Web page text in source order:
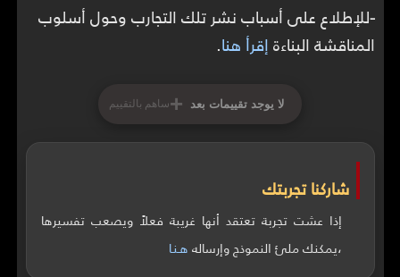
-للإطلاع على أسباب نشر تلك التجارب وحول أسلوب
المناقشة البناءةإقرأ هنا.
لا يوجد تقييمات بعد +ساهم بالتقييم
شاركنا تجربتك
إذا عشت تجربة تعتقد أنها غريبة فعلاً ويصعب تفسيرها
،يمكنك ملئ النموذج وإرسالههـنـا